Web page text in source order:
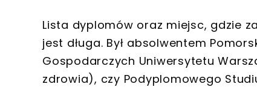
Lista dyplomów oraz miejsc, gdzie
jest długa. Był absolwentem
Gospodarczych Uniwersytetu
zdrowia), czy Podyplomowego